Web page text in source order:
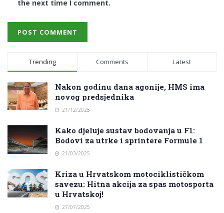
the next time I comment.
Trending Comments Latest
Nakon godinu dana agonije, HMS ima
novog predsjednika
21/12/2025
Kako djeluje sustav bodovanja u F1:
Bodovi za utrke i sprintere Formule 1
21/03/2025
Kriza u Hrvatskom motociklističkom
savezu: Hitna akcija za spas motosporta
u Hrvatskoj!
27/07/2025